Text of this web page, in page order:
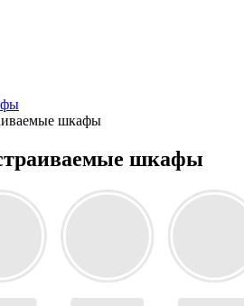
шкафы
шкафы